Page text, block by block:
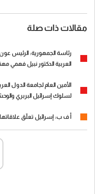
مقالات ذات صلة
رئاسة الجمهورية: الرئيس عون
العربية الدكتور نبيل فهمي
الأمين العام لجامعة الدول
لسلوك إسرائيل البربري
أ ف ب: إسرائيل تعلّق علاقاتها